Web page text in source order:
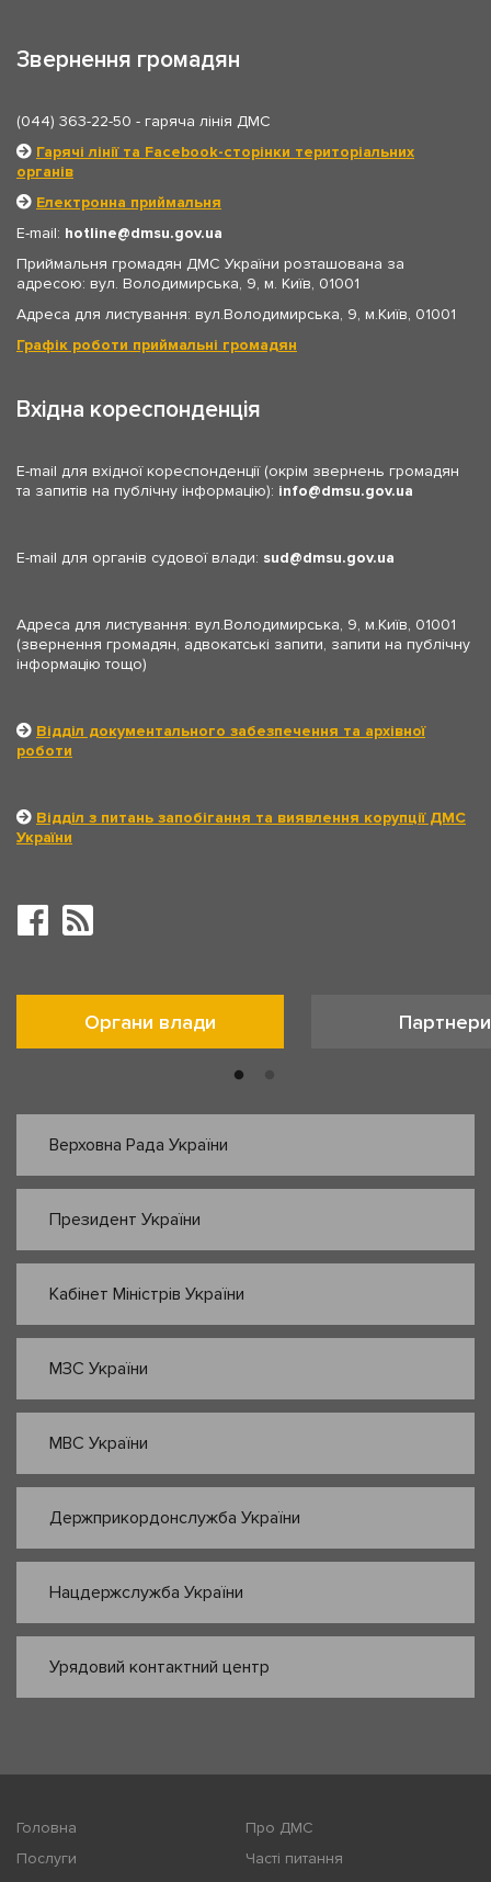
Звернення громадян
(044) 363-22-50 - гаряча лінія ДМС
Гарячі лінії та Facebook-сторінки територіальних
органів
Електронна приймальня
E-mail: hotline
dmsu.gov.ua
Приймальня громадян ДМС України розташована за
адресою: вул. Володимирська, 9, м. Київ, 01001
Адреса для листування: вул.Володимирська, 9, м.Київ, 01001
Графік роботи приймальні громадян
Вхідна кореспонденція
E-mail для вхідної кореспонденції (окрім звернень громадян
та запитів на публічну інформацію): info dmsu.gov.ua
E-mail для органів судової влади: sud dmsu.gov.ua
Адреса для листування: вул.Володимирська, 9, м.Київ, 01001
(звернення громадян, адвокатські запити, запити на публічну
інформацію тощо)
Відділ документального забезпечення та архівної
роботи
Відділ з питань запобігання та виявлення корупції ДМС
України
Органи влади Партнери
Верховна Рада України
Президент України
Кабінет Міністрів України
МЗС України
МВС України
Держприкордонслужба України
Нацдержслужба України
Урядовий контактний центр
Головна
Про ДМС
Послуги
Часті питання